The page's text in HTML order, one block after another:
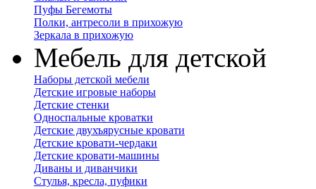
Пуфы Бегемоты
Полки, антресоли в прихожую
Зеркала в прихожую
Мебель для детской
Наборы детской мебели
Детские игровые наборы
Детские стенки
Односпальные кроватки
Детские двухъярусные кровати
Детские кровати-чердаки
Детские кровати-машины
Диваны и диванчики
Стулья, кресла, пуфики